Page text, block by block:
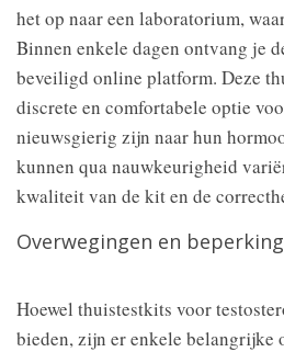
het op naar een laboratorium,
Binnen enkele dagen ontvang je
beveiligd online platform. Deze
discrete en comfortabele optie
nieuwsgierig zijn naar hun
kunnen qua nauwkeurigheid
kwaliteit van de kit en de
Overwegingen en
Hoewel thuistestkits voor
bieden, zijn er enkele belangrijke